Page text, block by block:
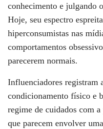
conhecimento e julgando
Hoje, seu espectro
hiperconsumistas nas
comportamentos
parecerem normais.
Influenciadores registram
condicionamento físico e
regime de cuidados com
que parecem envolver